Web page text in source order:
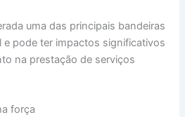
uma das principais bandeiras
e pode ter impactos significativos
na prestação de serviços
força